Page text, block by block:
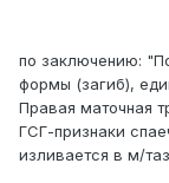
по заключению:
формы (загиб),
Правая маточная
ГСГ-признаки
изливается в м/